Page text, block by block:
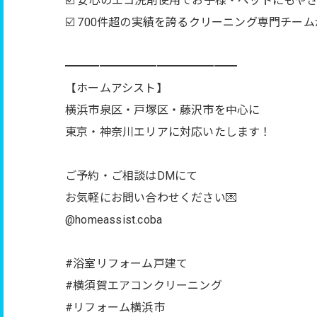
☑️ 700件超の実績を誇るクリーニング専門チーム
━━━━━━━━━━━━━━━
【ホームアシスト】
横浜市泉区・戸塚区・藤沢市を中心に
東京・神奈川エリアに対応いたします！
ご予約・ご相談はDMにて
お気軽にお問い合わせください💌
@homeassist.coba
#浴室リフォーム戸建て
#横須賀エアコンクリーニング
#リフォーム横浜市